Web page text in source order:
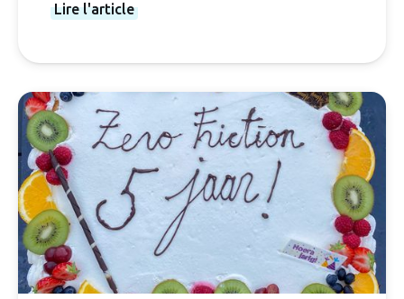
Lire l'article